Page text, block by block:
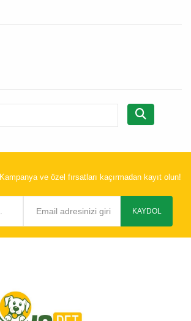
Kampanya ve özel fırsatları kaçırmadan kayıt olun!
KAYDOL